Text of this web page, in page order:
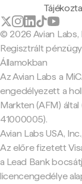
© 2026 Avian Labs,
Regisztrált
Államokban
Az Avian Labs a
engedélyezett a
Markten (AFM) által
41000005).
Avian Labs USA,
Az előre fizetett
a Lead Bank
licencengedélye